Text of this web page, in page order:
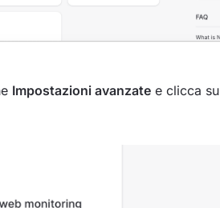
Impostazioni avanzate e clicca su